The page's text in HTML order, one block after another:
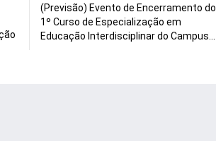
(Previsão) Evento de Encerramento do
1º Curso de Especialização em
Educação Interdisciplinar do Campus...